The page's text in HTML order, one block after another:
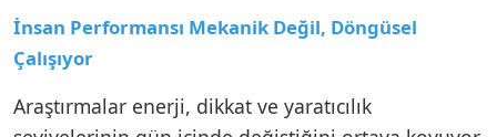
İnsan Performansı Mekanik Değil, Döngüsel
Çalışıyor
Araştırmalar enerji, dikkat ve yaratıcılık